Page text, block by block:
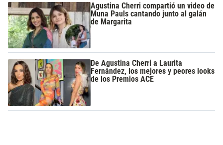
Agustina Cherri compartió un video de
Muna Pauls cantando junto al galán
de Margarita
De Agustina Cherri a Laurita
Fernández, los mejores y peores looks
de los Premios ACE